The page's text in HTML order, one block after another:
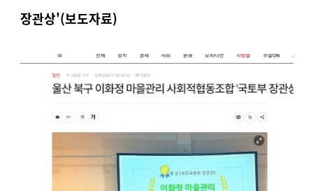
장관상'(보도자료)